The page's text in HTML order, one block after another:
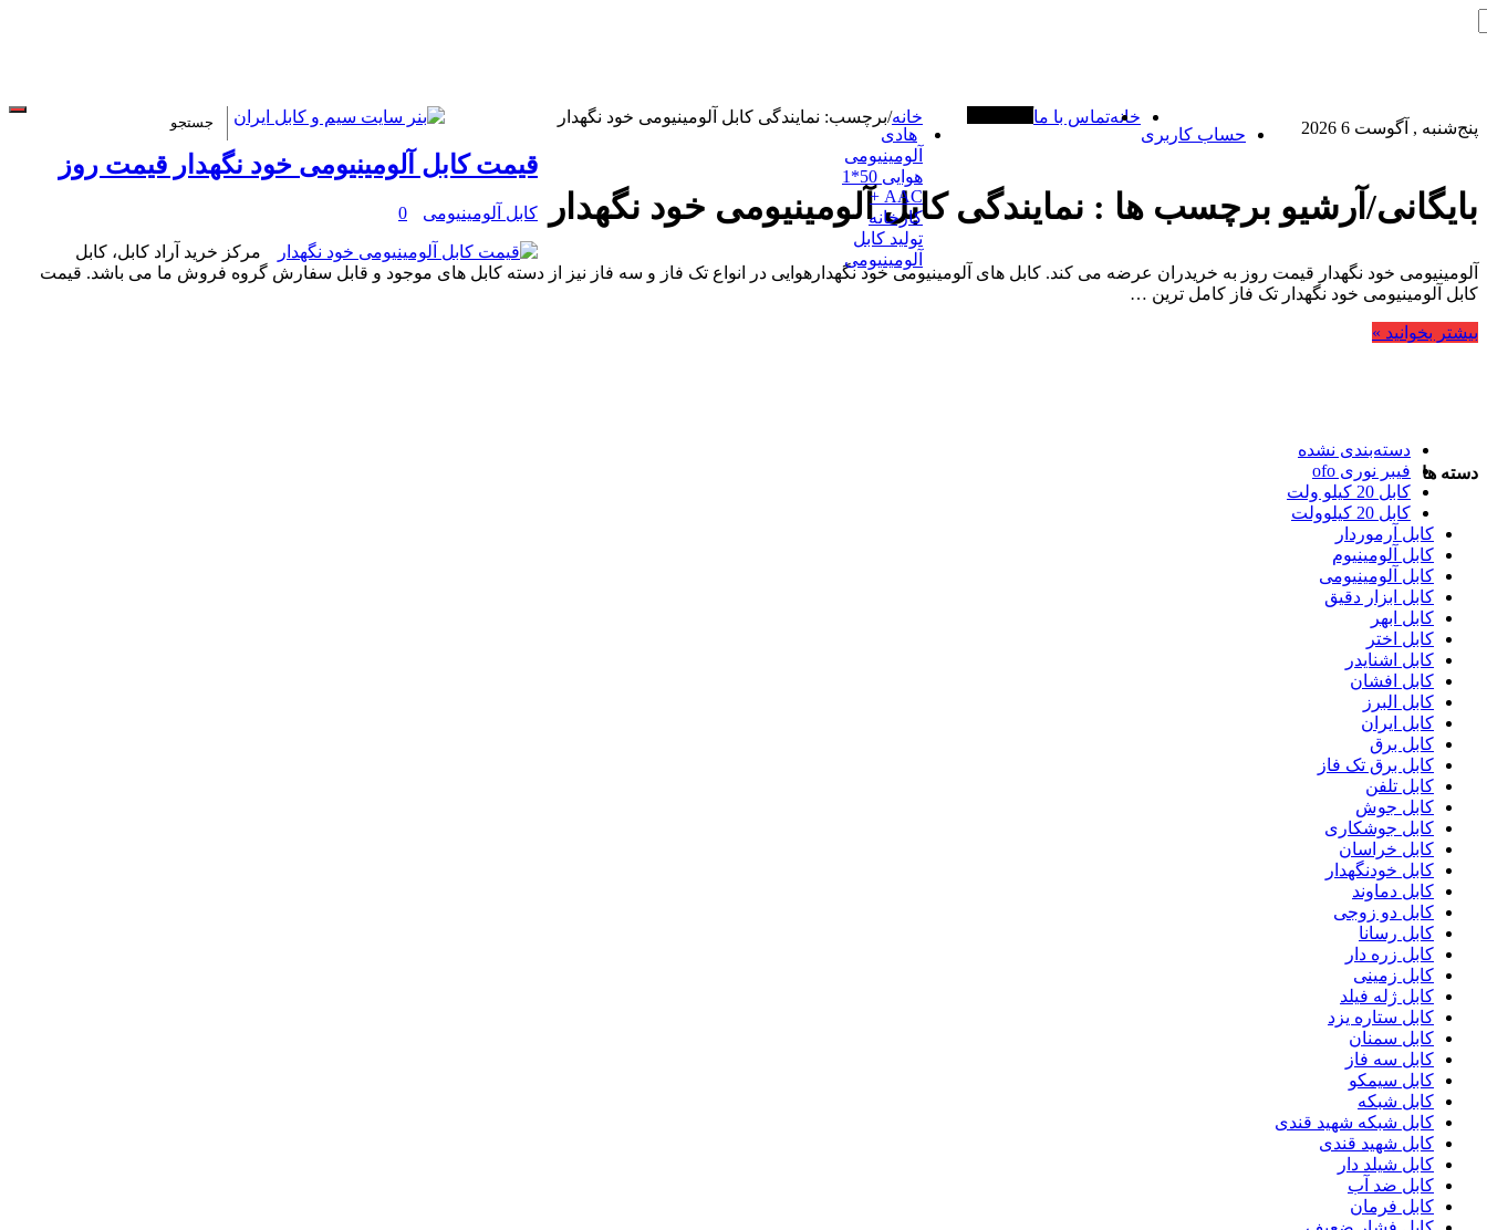
پنج‌شنبه , آگوست 6 2026 حساب کاربری
خانهتماس با ما
هادی
آلومینیومی
هوایی 50*1
AAC +
کارخانه
تولید کابل
آلومینیومی
خانه/برچسب: نمایندگی کابل آلومینیومی خود نگهدار
بایگانی/آرشیو برچسب ها : نمایندگی کابل آلومینیومی خود نگهدار
قیمت کابل آلومینیومی خود نگهدار قیمت روز
کابل آلومینیومی 0
مرکز خرید آراد کابل، کابل
آلومینیومی خود نگهدار قیمت روز به خریدران عرضه می کند. کابل های آلومینیومی خود نگهدارهوایی در انواع تک فاز و سه فاز نیز از دسته کابل های موجود و قابل سفارش گروه فروش ما می باشد. قیمت
کابل آلومینیومی خود نگهدار تک فاز کامل ترین …
بیشتر بخوانید »
دسته ها
دسته‌بندی نشده
فیبر نوری ofo
کابل 20 کیلو ولت
کابل 20 کیلوولت
کابل آرموردار
کابل آلومینیوم
کابل آلومینیومی
کابل ابزار دقیق
کابل ابهر
کابل اختر
کابل اشنایدر
کابل افشان
کابل البرز
کابل ایران
کابل برق
کابل برق تک فاز
کابل تلفن
کابل جوش
کابل جوشکاری
کابل خراسان
کابل خودنگهدار
کابل دماوند
کابل دو زوجی
کابل رسانا
کابل زره دار
کابل زمینی
کابل ژله فیلد
کابل ستاره یزد
کابل سمنان
کابل سه فاز
کابل سیمکو
کابل شبکه
کابل شبکه شهید قندی
کابل شهید قندی
کابل شیلد دار
کابل ضد آب
کابل فرمان